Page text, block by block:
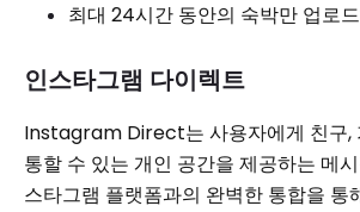
최대 24시간 동안의 숙박만 업로
인스타그램 다이렉트
Instagram Direct는 사용자에게 친구,
통할 수 있는 개인 공간을 제공하는 메
스타그램 플랫폼과의 완벽한 통합을 통